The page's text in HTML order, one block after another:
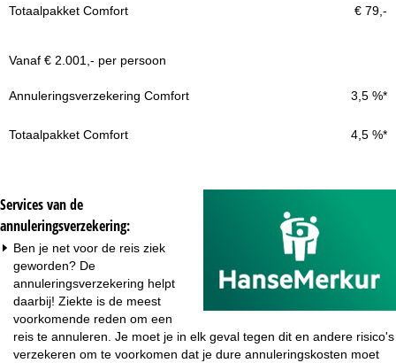
€ 79,-
Vanaf € 2.001,- per persoon
3,5 %*
4,5 %*
Services van de
annuleringsverzekering:
Ben je net voor de reis ziek
geworden? De
annuleringsverzekering helpt
daarbij! Ziekte is de meest
voorkomende reden om een
reis te annuleren. Je moet je in elk geval tegen dit en andere risico's
verzekeren om te voorkomen dat je dure annuleringskosten moet